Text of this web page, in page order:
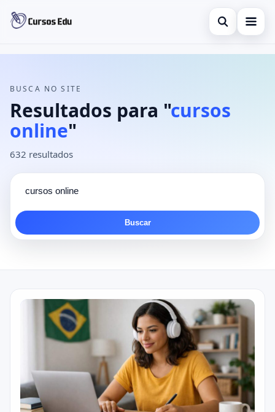
Abrir busca
Inglês
Idiomas
espanhol
Pressione Enter para buscar ou ESC para fechar.
BUSCA NO SITE
Resultados para "cursos
online"
632 resultados
Buscar